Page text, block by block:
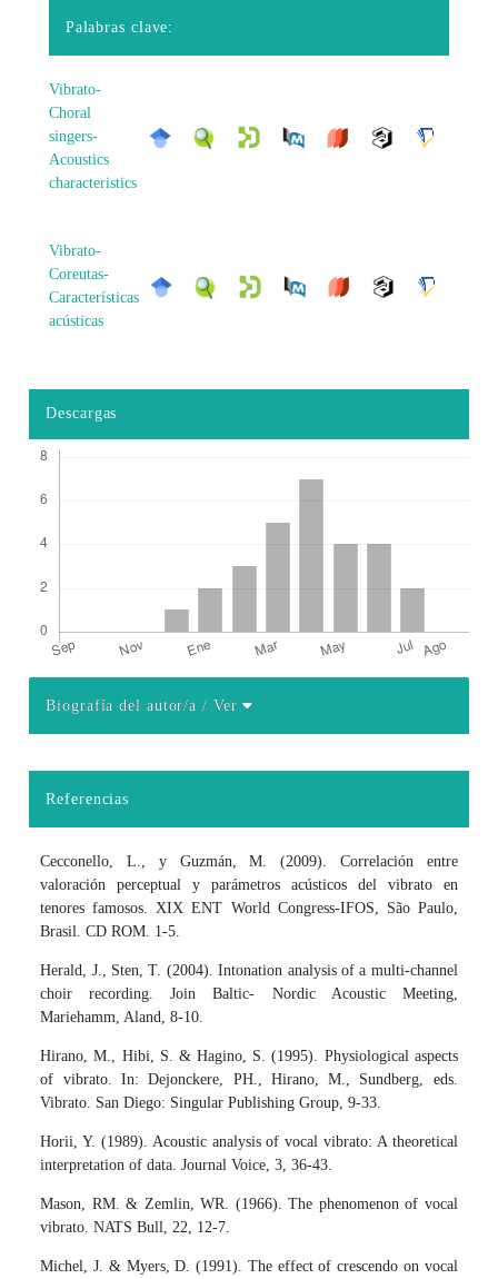
Palabras clave:
Vibrato-
Choral
singers-
Acoustics
characteristics
Vibrato-
Coreutas-
Características
acústicas
Descargas
Biografía del autor/a/ Ver
Referencias
Cecconello, L., y Guzmán, M. (2009). Correlación entre
valoración perceptual y parámetros acústicos del vibrato en
tenores famosos. XIX ENT World Congress-IFOS, São Paulo,
Brasil. CD ROM. 1-5.
Herald, J., Sten, T. (2004). Intonation analysis of a multi-channel
choir recording. Join Baltic- Nordic Acoustic Meeting,
Mariehamm, Aland, 8-10.
Hirano, M., Hibi, S. & Hagino, S. (1995). Physiological aspects
of vibrato. In: Dejonckere, PH., Hirano, M., Sundberg, eds.
Vibrato. San Diego: Singular Publishing Group, 9-33.
Horii, Y. (1989). Acoustic analysis of vocal vibrato: A theoretical
interpretation of data. Journal Voice, 3, 36-43.
Mason, RM. & Zemlin, WR. (1966). The phenomenon of vocal
vibrato. NATS Bull, 22, 12-7.
Michel, J. & Myers, D. (1991). The effect of crescendo on vocal